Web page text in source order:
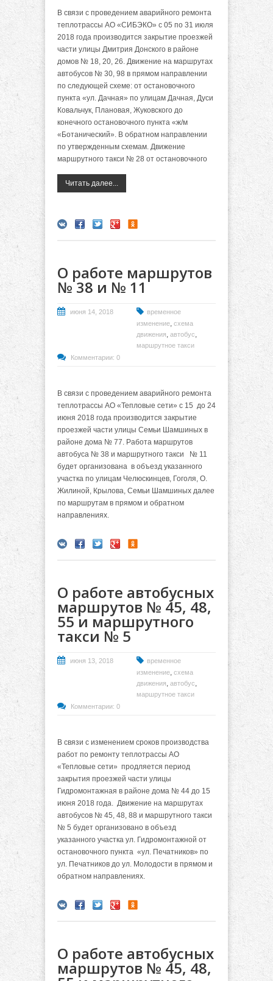
В связи с проведением аварийного ремонта
теплотрассы АО «СИБЭКО» с 05 по 31 июля
2018 года производится закрытие проезжей
части улицы Дмитрия Донского в районе
домов № 18, 20, 26. Движение на маршрутах
автобусов № 30, 98 в прямом направлении
по следующей схеме: от остановочного
пункта «ул. Дачная» по улицам Дачная, Дуси
Ковальчук, Плановая, Жуковского до
конечного остановочного пункта «ж/м
«Ботанический». В обратном направлении
по утвержденным схемам. Движение
маршрутного такси № 28 от остановочного
Читать далее...
О работе маршрутов
№ 38 и № 11
июня 14, 2018
временное
изменение схема
движения автобус
маршрутное такси
Комментарии: 0
В связи с проведением аварийного ремонта
теплотрассы АО «Тепловые сети» с 15 до 24
июня 2018 года производится закрытие
проезжей части улицы Семьи Шамшиных в
районе дома № 77. Работа маршрутов
автобуса № 38 и маршрутного такси № 11
будет организована в объезд указанного
участка по улицам Челюскинцев, Гоголя, О.
Жилиной, Крылова, Семьи Шамшиных далее
по маршрутам в прямом и обратном
направлениях.
О работе автобусных
маршрутов № 45, 48,
55 и маршрутного
такси № 5
июня 13, 2018
временное
изменение, схема
движения, автобус,
маршрутное такси
Комментарии: 0
В связи с изменением сроков производства
работ по ремонту теплотрассы АО
«Тепловые сети» продляется период
закрытия проезжей части улицы
Гидромонтажная в районе дома № 44 до 15
июня 2018 года. Движение на маршрутах
автобусов № 45, 48, 88 и маршрутного такси
№ 5 будет организовано в объезд
указанного участка ул. Гидромонтажной от
остановочного пункта «ул. Печатников» по
ул. Печатников до ул. Молодости в прямом и
обратном направлениях.
О работе автобусных
маршрутов № 45, 48,